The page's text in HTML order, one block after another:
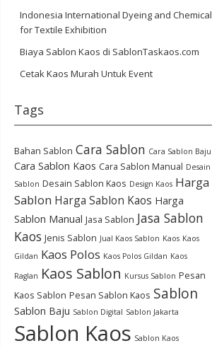
Indonesia International Dyeing and Chemical
for Textile Exhibition
Biaya Sablon Kaos di SablonTaskaos.com
Cetak Kaos Murah Untuk Event
Tags
Bahan Sablon Cara Sablon Cara Sablon Baju
Cara Sablon Kaos Cara Sablon Manual Desain
Sablon Desain Sablon Kaos Design Kaos Harga
Sablon Harga Sablon Kaos Harga
Sablon Manual Jasa Sablon Jasa Sablon
Kaos Jenis Sablon Jual Kaos Sablon Kaos Kaos
Gildan Kaos Polos Kaos Polos Gildan Kaos
Raglan Kaos Sablon Kursus Sablon Pesan
Kaos Sablon Pesan Sablon Kaos Sablon
Sablon Baju Sablon Digital Sablon Jakarta
Sablon Kaos Sablon Kaos